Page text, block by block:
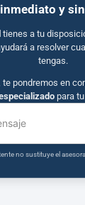
y
tienes a tu
a resolver
tengas.
pondremos en
para
no sustituye el